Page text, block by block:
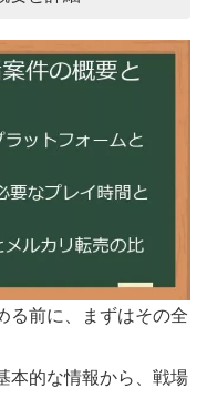
る前に、まずはその全
本的な情報から、戦場